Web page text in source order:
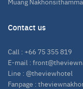
Contact us
Call : +66 75 355 819
E-mail :
Line : @theviewhotel
Fanpage :